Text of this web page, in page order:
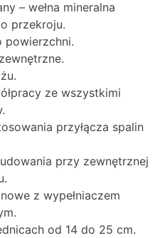
– wełna mineralna
przekroju.
powierzchni.
ze wszystkimi
przyłącza spalin
przy zewnętrznej
z wypełniaczem
od 14 do 25 cm.